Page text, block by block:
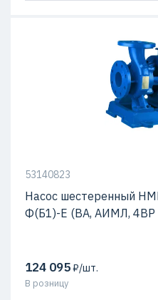
53140823
Насос шестеренный
Ф(Б1)-Е (ВА, АИМЛ, 4ВР
124 095₽/шт.
В розницу